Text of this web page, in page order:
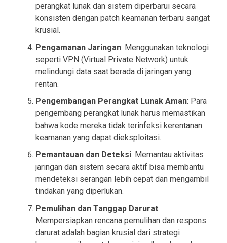
perangkat lunak dan sistem diperbarui secara
konsisten dengan patch keamanan terbaru sangat
krusial.
Pengamanan Jaringan: Menggunakan teknologi
seperti VPN (Virtual Private Network) untuk
melindungi data saat berada di jaringan yang
rentan.
Pengembangan Perangkat Lunak Aman: Para
pengembang perangkat lunak harus memastikan
bahwa kode mereka tidak terinfeksi kerentanan
keamanan yang dapat dieksploitasi.
Pemantauan dan Deteksi: Memantau aktivitas
jaringan dan sistem secara aktif bisa membantu
mendeteksi serangan lebih cepat dan mengambil
tindakan yang diperlukan.
Pemulihan dan Tanggap Darurat:
Mempersiapkan rencana pemulihan dan respons
darurat adalah bagian krusial dari strategi